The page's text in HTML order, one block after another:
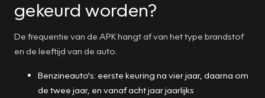
gekeurd worden?
De frequentie van de APK hangt af van het type brandstof
en de leeftijd van de auto.
Benzineauto's: eerste keuring na vier jaar, daarna om
de twee jaar, en vanaf acht jaar jaarlijks